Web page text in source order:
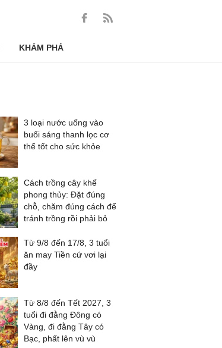
KHÁM PHÁ
3 loại nước uống vào
buổi sáng thanh lọc cơ
thể tốt cho sức khỏe
Cách trồng cây khế
phong thủy: Đặt đúng
chỗ, chăm đúng cách để
tránh trồng rồi phải bỏ
Từ 9/8 đến 17/8, 3 tuổi
ăn may Tiền cứ vơi lại
đầy
Từ 8/8 đến Tết 2027, 3
tuổi đi đằng Đông có
Vàng, đi đằng Tây có
Bạc, phất lên vù vù